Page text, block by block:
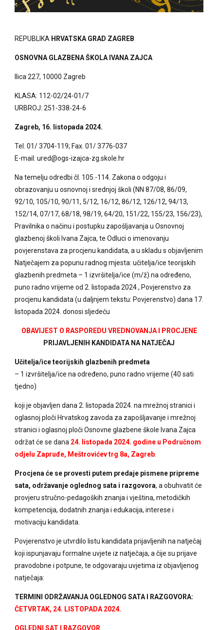
REPUBLIKA HRVATSKA GRAD ZAGREB
OSNOVNA GLAZBENA ŠKOLA IVANA ZAJCA
Ilica 227, 10000 Zagreb
KLASA: 112-02/24-01/7
URBROJ: 251-338-24-6
Zagreb, 16. listopada 2024.
Tel. 01/ 3704-119; Fax. 01/ 3776-037
E-mail: ured@ogs-izajca-zg.skole.hr
Na temelju odredbi čl. 105.-114. Zakona o odgoju i
obrazovanju u osnovnoj i srednjoj školi (NN 87/08, 86/09,
92/10, 105/10, 90/11, 5/12, 16/12, 86/12, 126/12, 94/13,
152/14, 07/17, 68/18, 98/19, 64/20, 151/22, 155/23, 156/23),
Pravilnika o načinu i postupku zapošljavanja u Osnovnoj
glazbenoj školi Ivana Zajca, te Odluci o imenovanju
povjerenstava za procjenu kandidata, a u skladu s objavljenim
Natječajem za popunu radnog mjesta: učitelja/ice teorijskih
glazbenih predmeta – 1 izvršitelja/ice (m/ž) na određeno,
puno radno vrijeme od 2. listopada 2024., Povjerenstvo za
procjenu kandidata (u daljnjem tekstu: Povjerenstvo) dana 17.
listopada 2024. donosi sljedeću
OBAVIJEST O RASPOREDU VREDNOVANJA I PROCJENE
PRIJAVLJENIH KANDIDATA NA NATJEČAJ
Učitelja/ice teorijskih glazbenih predmeta
– 1 izvršitelja/ice na određeno, puno radno vrijeme (40 sati
tjedno)
koji je objavljen dana 2. listopada 2024. na mrežnoj stranici i
oglasnoj ploči Hrvatskog zavoda za zapošljavanje i mrežnoj
stranici i oglasnoj ploči Osnovne glazbene škole Ivana Zajca
održat će se dana 24. listopada 2024. godine u Područnom
odjelu Zapruđe, Meštrovićev trg 8a, Zagreb
Procjena će se provesti putem predaje pismene pripreme
sata, održavanje oglednog sata i razgovora, a obuhvatit će
provjeru stručno-pedagoških znanja i vještina, metodičkih
kompetencija, dodatnih znanja i edukacija, interese i
motivaciju kandidata.
Povjerenstvo je utvrdilo listu kandidata prijavljenih na natječaj
koji ispunjavaju formalne uvjete iz natječaja, a čije su prijave
pravodobne i potpune, te odgovaraju uvjetima iz objavljenog
natječaja:
TERMINI ODRŽAVANJA OGLEDNOG SATA I RAZGOVORA:
ČETVRTAK, 24. LISTOPADA 2024.
OGLEDNI SAT I RAZGOVOR